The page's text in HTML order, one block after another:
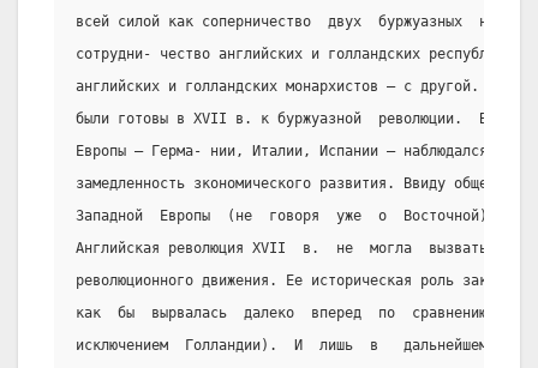
всей силой как соперничество  двух  буржуазных
сотрудни- чество английских и голландских
английских и голландских монархистов – с другой. Ни
были готовы в XVII в. к буржуазной  революции.  В
Европы – Герма- нии, Италии, Испании – наблюдался
замедленность зкономического развития. Ввиду общей
Западной  Европы  (не  говоря  уже  о  Восточной)  к
Английская революция XVII  в.  не  могла  вызвать
революционного движения. Ее историческая роль
как  бы  вырвалась  далеко  вперед  по  сравнению  с
исключением  Голландии).  И  лишь  в   дальнейшем,